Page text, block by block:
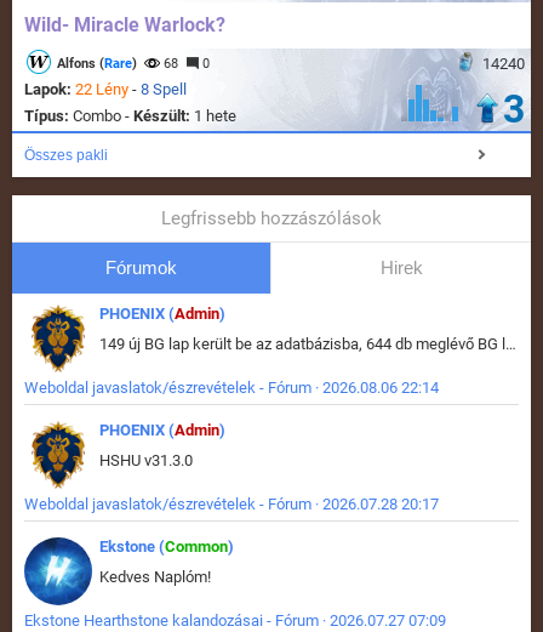
Wild- Miracle Warlock?
14240
Alfons (Rare) 68 0
Lapok: 22 Lény - 8 Spell
Típus: Combo - Készült: 1 hete 3
Összes pakli
Legfrissebb hozzászólások
Fórumok Hirek
PHOENIX (Admin)
149 új BG lap került be az adatbázisba, 644 db meglévő BG lap módosult, bekerültek az új képek a megváltozott lapokhoz is.
Weboldal javaslatok/észrevételek - Fórum · 2026.08.06 22:14
PHOENIX (Admin)
HSHU v31.3.0
Weboldal javaslatok/észrevételek - Fórum · 2026.07.28 20:17
Ekstone (Common)
Kedves Naplóm!
Ekstone Hearthstone kalandozásai - Fórum · 2026.07.27 07:09